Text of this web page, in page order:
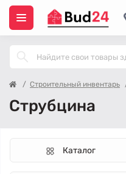
Строительный инвентарь
Струбцина
Каталог